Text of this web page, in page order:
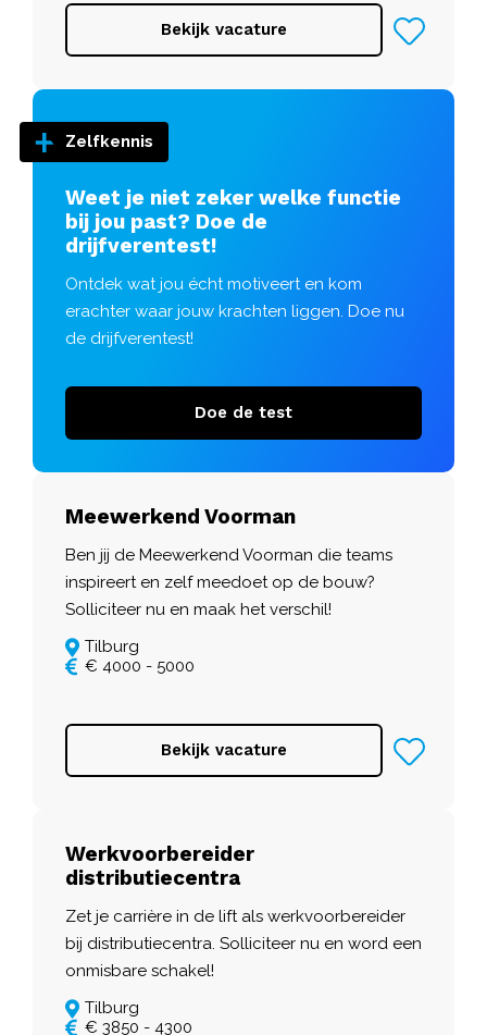
Bekijk vacature
Meewerkend Voorman
Ben jij de Meewerkend Voorman die teams
inspireert en zelf meedoet op de bouw?
Solliciteer nu en maak het verschil!
Tilburg
€ 4000 - 5000
Bekijk vacature
Werkvoorbereider
distributiecentra
Zet je carrière in de lift als werkvoorbereider
bij distributiecentra. Solliciteer nu en word een
onmisbare schakel!
Tilburg
€ 3850 - 4300
Zelfkennis
Weet je niet zeker welke functie
bij jou past? Doe de
drijfverentest!
Ontdek wat jou écht motiveert en kom
erachter waar jouw krachten liggen. Doe nu
de drijfverentest!
Doe de test